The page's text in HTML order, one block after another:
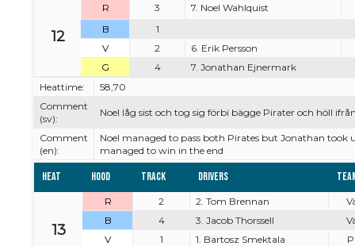
12
R 3
7. Noel Wahlquist
B
1
V
2
6. Erik Persson
G
4
7. Jonathan Ejnermark
Heattime:
58,70
Comment
(sv):
Noel låg sist och tog sig förbi bägge Pirater och höll
Comment
(en):
Noel managed to pass both Pirates but Jonathan
managed to win in the end
Heat Hood Track Drivers
13
R 2 2. Tom Brennan
B
4 3. Jacob Thorssell
V
1 1. Bartosz Smektala